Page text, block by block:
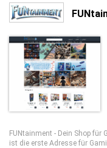
FUNtainment - Dein Shop für
ist die erste Adresse für